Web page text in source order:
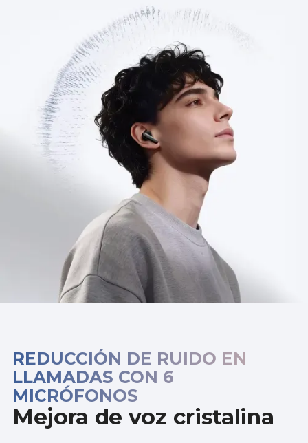
REDUCCIÓN DE RUIDO EN
LLAMADAS CON 6
MICRÓFONOS
Mejora de voz cristalina